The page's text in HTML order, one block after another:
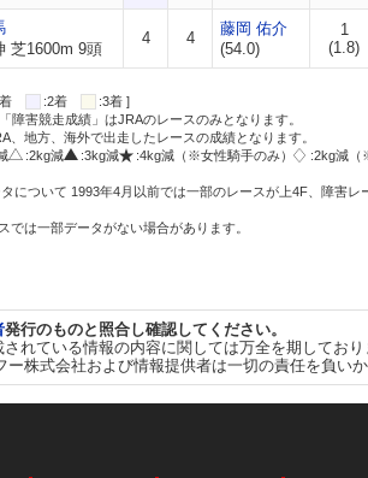
芝1600m 9頭
4 4
藤岡 佑介
(54.0)
1
(1.8)
着 :2着
:3着 ]
障害競走成績」はJRAのレースのみとなります。
、地方、海外で出走したレースの成績となります。
:2kg減 :3kg減 :4kg減（※女性騎手のみ）
:2kg減（
について 1993年4月以前では一部のレースが上4F、障害レ
は一部データがない場合があります。
発行のものと照合し確認してください。
れている情報の内容に関しては万全を期してお
株式会社および情報提供者は一切の責任を負いか